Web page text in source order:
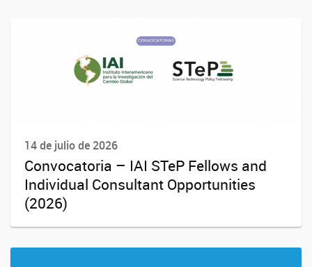
14 de julio de 2026
Convocatoria – IAI STeP Fellows and
Individual Consultant Opportunities
(2026)